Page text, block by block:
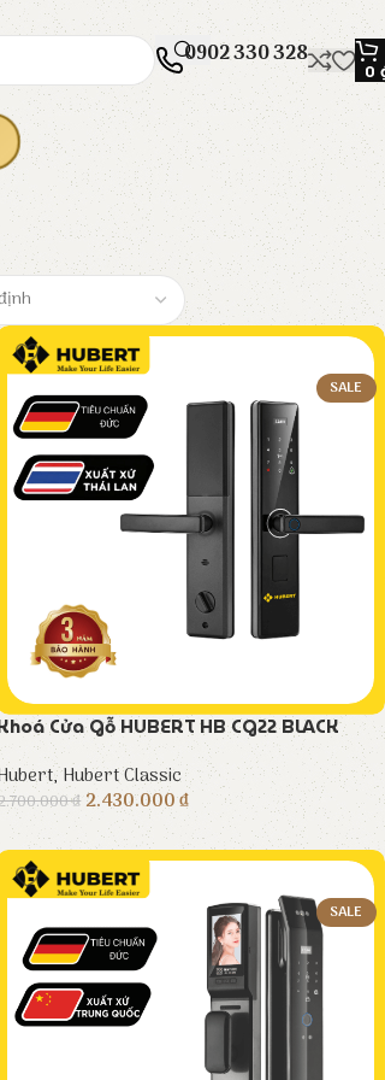
0902 330 328
0
SALE
Cửa Gỗ HUBERT HB CG22 BLACK
,Hubert Classic
₫ 2.430.000₫
SALE